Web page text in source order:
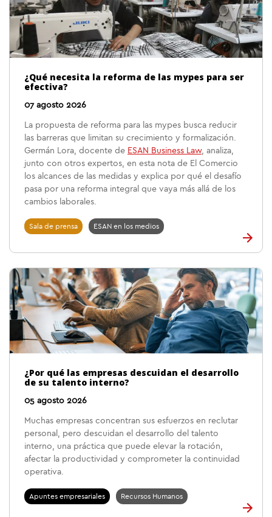
¿Qué necesita la reforma de las mypes para ser
efectiva?
07 agosto 2026
La propuesta de reforma para las mypes busca reducir
las barreras que limitan su crecimiento y formalización.
Germán Lora, docente de ESAN Business Law, analiza,
junto con otros expertos, en esta nota de El Comercio
los alcances de las medidas y explica por qué el desafío
pasa por una reforma integral que vaya más allá de los
cambios laborales.
Sala de prensa ESAN en los medios
¿Por qué las empresas descuidan el desarrollo
de su talento interno?
05 agosto 2026
Muchas empresas concentran sus esfuerzos en reclutar
personal, pero descuidan el desarrollo del talento
interno, una práctica que puede elevar la rotación,
afectar la productividad y comprometer la continuidad
operativa.
Apuntes empresariales Recursos Humanos